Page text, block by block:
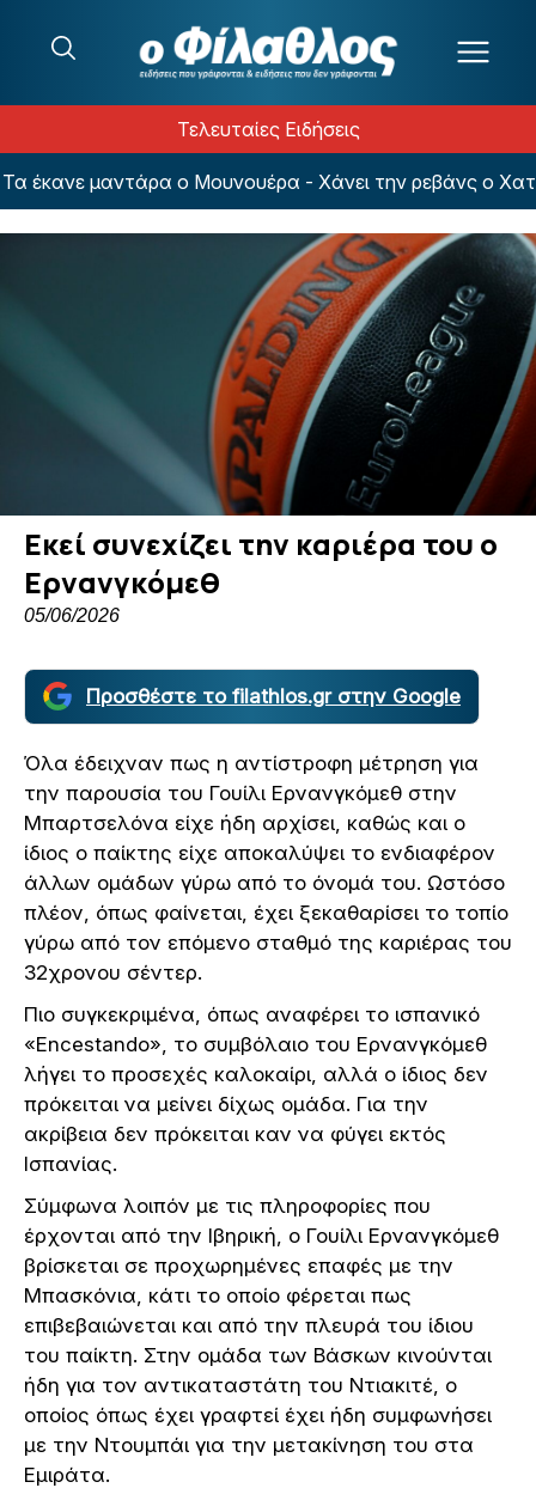
Τελευταίες Ειδήσεις
μαντάρα ο Μουνουέρα - Χάνει την ρεβάνς ο
Εκεί συνεχίζει την καριέρα του ο
Ερνανγκόμεθ
05/06/2026
Προσθέστε το filathlos.gr στην Google
Όλα έδειχναν πως η αντίστροφη μέτρηση για
την παρουσία του Γουίλι Ερνανγκόμεθ στην
Μπαρτσελόνα είχε ήδη αρχίσει, καθώς και ο
ίδιος ο παίκτης είχε αποκαλύψει το ενδιαφέρον
άλλων ομάδων γύρω από το όνομά του. Ωστόσο
πλέον, όπως φαίνεται, έχει ξεκαθαρίσει το τοπίο
γύρω από τον επόμενο σταθμό της καριέρας του
32χρονου σέντερ.
Πιο συγκεκριμένα, όπως αναφέρει το ισπανικό
«Encestando», το συμβόλαιο του Ερνανγκόμεθ
λήγει το προσεχές καλοκαίρι, αλλά ο ίδιος δεν
πρόκειται να μείνει δίχως ομάδα. Για την
ακρίβεια δεν πρόκειται καν να φύγει εκτός
Ισπανίας.
Σύμφωνα λοιπόν με τις πληροφορίες που
έρχονται από την Ιβηρική, ο Γουίλι Ερνανγκόμεθ
βρίσκεται σε προχωρημένες επαφές με την
Μπασκόνια, κάτι το οποίο φέρεται πως
επιβεβαιώνεται και από την πλευρά του ίδιου
του παίκτη. Στην ομάδα των Βάσκων κινούνται
ήδη για τον αντικαταστάτη του Ντιακιτέ, ο
οποίος όπως έχει γραφτεί έχει ήδη συμφωνήσει
με την Ντουμπάι για την μετακίνηση του στα
Εμιράτα.